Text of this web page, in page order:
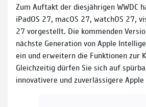
Zum Auftakt der diesjährigen WWDC
iPadOS 27, macOS 27, watchOS 27,
27 vorgestellt. Die kommenden
nächste Generation von Apple
ein und erweitern die Funktionen zur
Gleichzeitig dürfen Sie sich auf
innovativere und zuverlässigere